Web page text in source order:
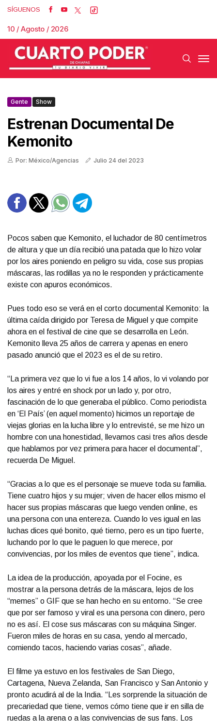
SÍGUENOS
10 / Agosto / 2026
Gente Show
Estrenan Documental De
Kemonito
Por: México/Agencias Julio 24 del 2023
Pocos saben que Kemonito, el luchador de 80 centímetros
de altura y que un día recibió una patada que lo hizo volar
por los aires poniendo en peligro su vida, cose sus propias
máscaras, las rodillas ya no le responden y prácticamente
existe con apuros económicos.
Pues todo eso se verá en el corto documental Kemonito: la
última caída dirigido por Teresa de Miguel y que compite
ahora en el festival de cine que se desarrolla en León.
Kemonito lleva 25 años de carrera y apenas en enero
pasado anunció que el 2023 es el de su retiro.
“La primera vez que lo vi fue a los 14 años, lo vi volando por
los aires y entré en shock por un lado y, por otro,
fascinación de lo que generaba el público. Como periodista
en ‘El País’ (en aquel momento) hicimos un reportaje de
viejas glorias en la lucha libre y lo entrevisté, se me hizo un
hombre con una honestidad, llevamos casi tres años desde
que hablamos por vez primera para hacer el documental”,
recuerda De Miguel.
“Gracias a lo que es el personaje se mueve toda su familia.
Tiene cuatro hijos y su mujer; viven de hacer ellos mismo el
hacer sus propias máscaras que luego venden online, es
una persona con una entereza. Cuando lo ves igual en las
luchas dices qué bonito, qué tierno, pero es un tipo fuerte,
luchando por lo que le paguen lo que merece, por
convivencias, por los miles de eventos que tiene”, indica.
La idea de la producción, apoyada por el Focine, es
mostrar a la persona detrás de la máscara, lejos de los
“memes” o GIF que se han hecho en su entorno. “Se cree
que por ser famoso y viral es una persona con dinero, pero
no es así. El cose sus máscaras con su máquina Singer.
Fueron miles de horas en su casa, yendo al mercado,
comiendo tacos, haciendo varias cosas”, añade.
El filme ya estuvo en los festivales de San Diego,
Cartagena, Nueva Zelanda, San Francisco y San Antonio y
pronto acudirá al de la India. “Les sorprende la situación de
precariedad que tiene, vemos cómo tiene que ir en silla de
ruedas a la arena o a las convivencias de sus fans. Los